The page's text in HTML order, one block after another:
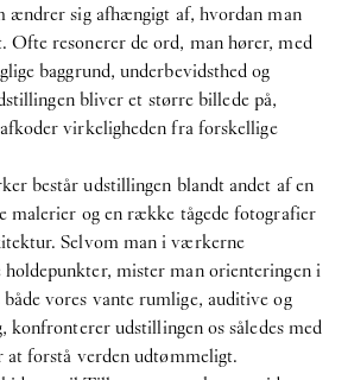
ændrer sig afhængigt af, hvordan man
Ofte resonerer de ord, man hører, med
baggrund, underbevidsthed og
bliver et større billede på,
virkeligheden fra forskellige
består udstillingen blandt andet af en
malerier og en række tågede fotografier
Selvom man i værkerne
mister man orienteringen i
vores vante rumlige, auditive og
konfronterer udstillingen os således med
at forstå verden udtømmeligt.